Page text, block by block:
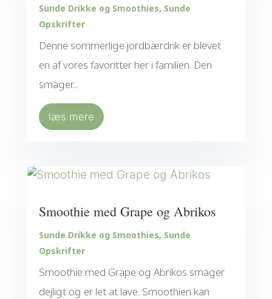
Sunde Drikke og Smoothies, Sunde
Opskrifter
Denne sommerlige jordbærdrik er blevet
en af vores favoritter her i familien. Den
smager...
læs mere
Smoothie med Grape og Abrikos
Sunde Drikke og Smoothies, Sunde
Opskrifter
Smoothie med Grape og Abrikos smager
dejligt og er let at lave. Smoothien kan